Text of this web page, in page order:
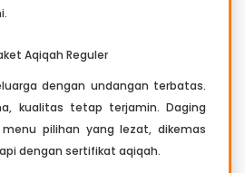
Aqiqah Reguler
dengan undangan terbatas.
kualitas tetap terjamin. Daging
pilihan yang lezat, dikemas
dengan sertifikat aqiqah.